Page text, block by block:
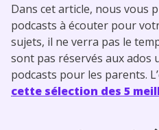
Dans cet article, nous vous
podcasts à écouter pour
sujets, il ne verra pas le
sont pas réservés aux ados
podcasts pour les parents.
cette sélection des 5